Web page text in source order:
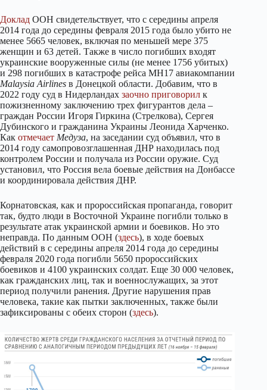
Доклад ООН свидетельствует, что с середины апреля
2014 года до середины февраля 2015 года было убито не
менее 5665 человек, включая по меньшей мере 375
женщин и 63 детей. Также в число погибших входят
украинские вооруженные силы (не менее 1756 убитых)
и 298 погибших в катастрофе рейса MH17 авиакомпании
Malaysia Airlines в Донецкой области. Добавим, что в
2022 году суд в Нидерландах заочно приговорил к
пожизненному заключению трех фигурантов дела –
граждан России Игоря Гиркина (Стрелкова), Сергея
Дубинского и гражданина Украины Леонида Харченко.
Как отмечает Медуза, на заседании суд объявил, что в
2014 году самопровозглашенная ДНР находилась под
контролем России и получала из России оружие. Суд
установил, что Россия вела боевые действия на Донбассе
и координировала действия ДНР.
Корнатовская, как и пророссийская пропаганда, говорит
так, будто люди в Восточной Украине погибли только в
результате атак украинской армии и боевиков. Но это
неправда. По данным ООН (здесь), в ходе боевых
действий в с середины апреля 2014 года до середины
февраля 2020 года погибли 5650 пророссийских
боевиков и 4100 украинских солдат. Еще 30 000 человек,
как гражданских лиц, так и военнослужащих, за этот
период получили ранения. Другие нарушения прав
человека, такие как пытки заключенных, также были
зафиксированы с обеих сторон (здесь).